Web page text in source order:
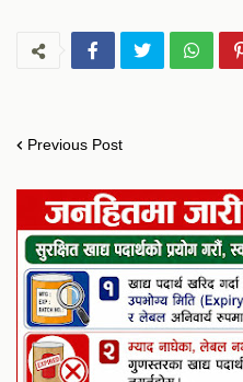
Previous Post